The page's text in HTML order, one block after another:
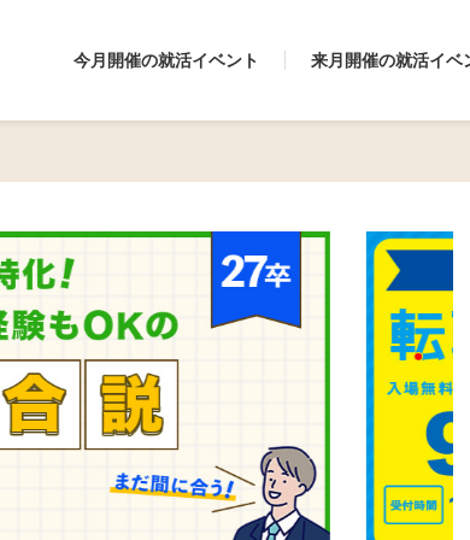
今月開催の就活イベント 来月開催の就活イベ